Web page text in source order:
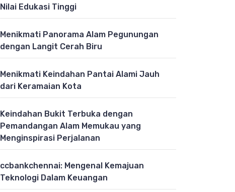
Nilai Edukasi Tinggi
Menikmati Panorama Alam Pegunungan
dengan Langit Cerah Biru
Menikmati Keindahan Pantai Alami Jauh
dari Keramaian Kota
Keindahan Bukit Terbuka dengan
Pemandangan Alam Memukau yang
Menginspirasi Perjalanan
ccbankchennai: Mengenal Kemajuan
Teknologi Dalam Keuangan